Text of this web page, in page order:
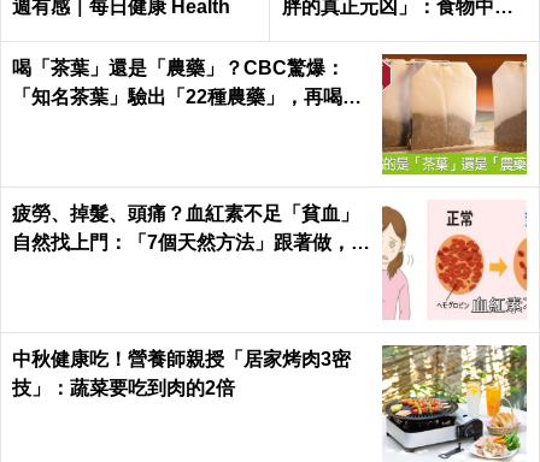
週有感｜每日健康 Health
胖的真正元凶」：食物中無
喝「茶葉」還是「農藥」？CBC驚爆：
「知名茶葉」驗出「22種農藥」，再喝癌
疲勞、掉髮、頭痛？血紅素不足「貧血」
自然找上門：「7個天然方法」跟著做，杜
中秋健康吃！營養師親授「居家烤肉3密
技」：蔬菜要吃到肉的2倍